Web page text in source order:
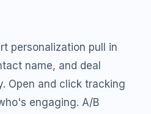
personalization pull in
name, and deal
Open and click tracking
engaging. A/B